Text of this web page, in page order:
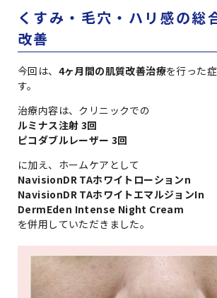
くすみ・毛穴・ハリ感の総
改善
今回は、 4ヶ月間の肌質改善治療を行った
す。
治療内容は、クリニックでの
ルミナス注射 3回
ピコダブルレーザー 3回
に加え、ホームケアとして
NavisionDR TAホワイトローションn
NavisionDR TAホワイトエマルジョンIn
DermEden Intense Night Cream
を併用していただきました。